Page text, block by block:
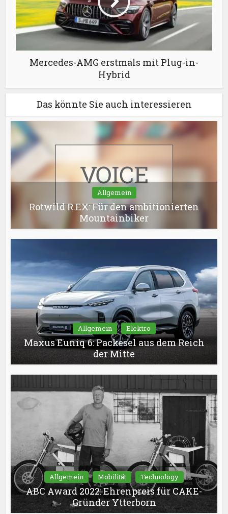
Mercedes-AMG erstmals mit Plug-in-
Hybrid
Das könnte Sie auch interessieren
Allgemein
Rotwild R.EX: Für den ambitionierten
Mountainbiker
Allgemein Elektro
Maxus Euniq 6: Packesel aus dem Reich
der Mitte
Allgemein Mobilität Technology
ABC Award 2022: Ehrenpreis für CAKE-
Gründer Ytterborn